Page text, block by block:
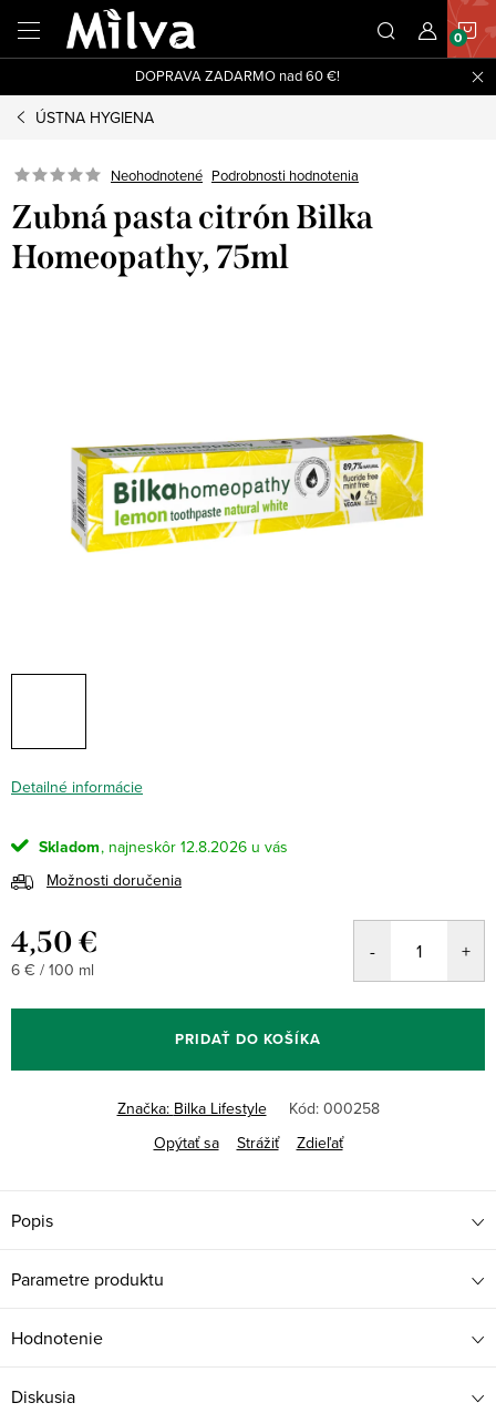
obsah
DOPRAVA ZADARMO nad 60 €!
ÚSTNA HYGIENA
Neohodnotené Podrobnosti hodnotenia
Zubná pasta citrón Bilka
Homeopathy, 75ml
Detailné informácie
Skladom
12.8.2026
Možnosti doručenia
4,50 €
Jednotková
6 € / 100 ml
PRIDAŤ DO KOŠÍKA
Značka: Bilka Lifestyle Kód: 000258
Opýtať sa
Strážiť Zdieľať
Popis
Parametre produktu
Hodnotenie
Diskusia